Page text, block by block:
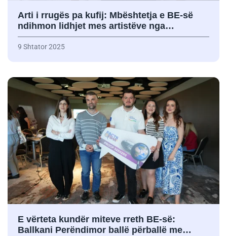
Arti i rrugës pa kufij: Mbështetja e BE-së
ndihmon lidhjet mes artistëve nga…
9 Shtator 2025
E vërteta kundër miteve rreth BE-së:
Ballkani Perëndimor ballë përballë me…